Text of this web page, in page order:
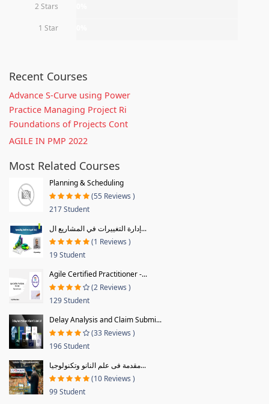
2 Stars
1 Star
Recent Courses
Advance S-Curve using Power
Practice Managing Project Ri
Foundations of Projects Cont
AGILE IN PMP 2022
Most Related Courses
Planning & Scheduling
(55 Reviews )
217 Student
إدارة التغييرات في المشاريع ال...
(1 Reviews )
19 Student
Agile Certified Practitioner -...
(2 Reviews )
129 Student
Delay Analysis and Claim Submi...
(33 Reviews )
196 Student
مقدمة فى علم النانو وتكنولوجيا...
(10 Reviews )
99 Student